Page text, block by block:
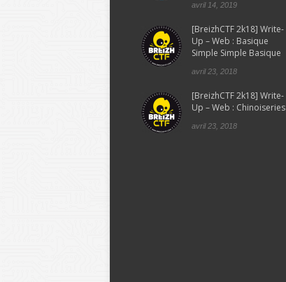
avril 14, 2019
[BreizhCTF 2k18] Write-
Up – Web : Basique
Simple Simple Basique
avril 23, 2018
[BreizhCTF 2k18] Write-
Up – Web : Chinoiseries
avril 23, 2018